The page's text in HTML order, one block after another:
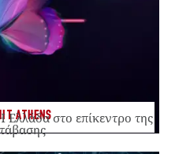
ATHENSστο επίκεντρο της